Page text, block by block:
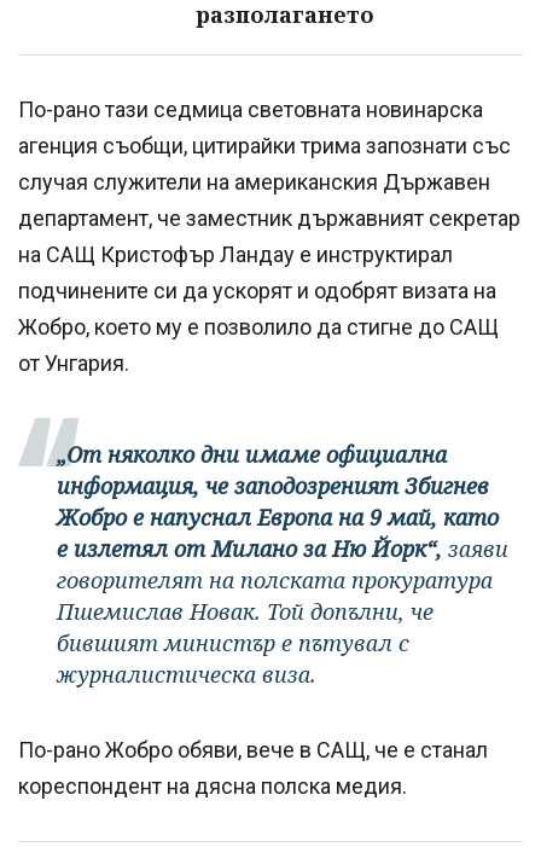
разполагането
По-рано тази седмица световната новинарска
агенция съобщи, цитирайки трима запознати със
случая служители на американския Държавен
департамент, че заместник държавният секретар
на САЩ Кристофър Ландау е инструктирал
подчинените си да ускорят и одобрят визата на
Жобро, което му е позволило да стигне до САЩ
от Унгария.
„От няколко дни имаме официална
информация, че заподозреният Збигнев
Жобро е напуснал Европа на 9 май, като
е излетял от Милано за Ню Йорк“, заяви
говорителят на полската прокуратура
Пшемислав Новак. Той допълни, че
бившият министър е пътувал с
журналистическа виза.
По-рано Жобро обяви, вече в САЩ, че е станал
кореспондент на дясна полска медия.